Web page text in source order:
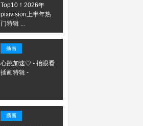
Top10！2026年
pixivision上半年热
门特辑 ...
插画
心跳加速♡ - 抬眼看
插画特辑 -
插画